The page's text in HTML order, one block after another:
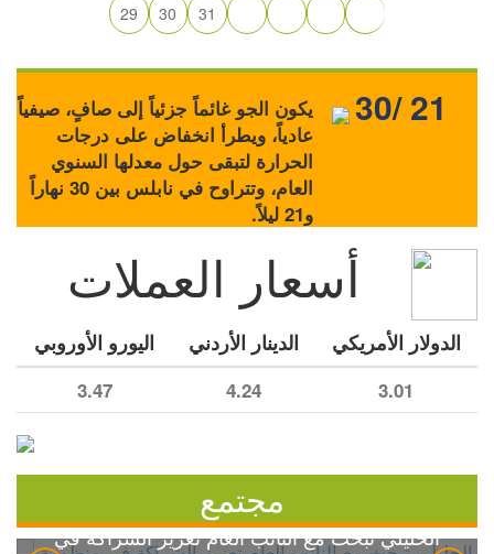
29 30 31
يكون الجو غائماً جزئياً إلى صافٍ، صيفياً
عادياً، ويطرأ انخفاض على درجات
الحرارة لتبقى حول معدلها السنوي
العام، وتتراوح في نابلس بين 30 نهاراً
و21 ليلاً.
30/ 21
أسعار العملات
الدولار الأمريكي الدينار الأردني اليورو الأوروبي
3.01
4.24
3.47
مجتمع
الخليلي تبحث مع النائب العام تعزيز الشراكة في